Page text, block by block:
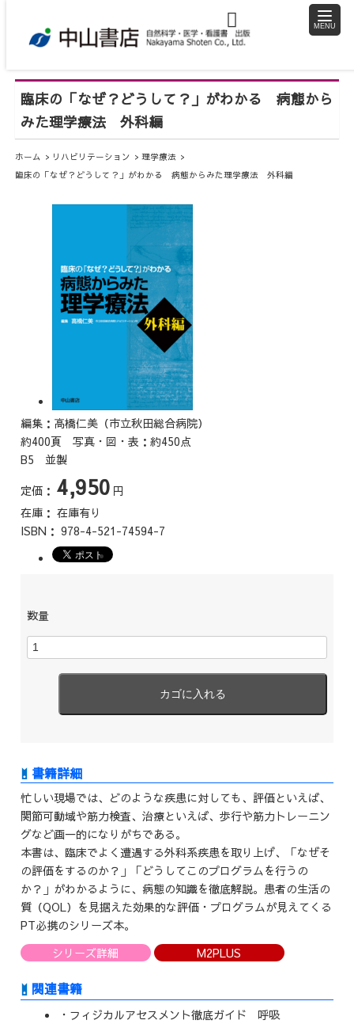
toggle
臨床の「なぜ？どうして？」がわかる 病態から
みた理学療法 外科編
ホーム リハビリテーション
理学療法
臨床の「なぜ？どうして？」がわかる 病態からみた理学療法 外科編
編集：高橋仁美（市立秋田総合病院）
約400頁 写真・図・表：約450点
B5 並製
定価： 4,950 円
在庫： 在庫有り
ISBN： 978-4-521-74594-7
数量
忙しい現場では、どのような疾患に対しても、評価といえば、
関節可動域や筋力検査、治療といえば、歩行や筋力トレーニン
グなど画一的になりがちである。
本書は、臨床でよく遭遇する外科系疾患を取り上げ、「なぜそ
の評価をするのか？」「どうしてこのプログラムを行うの
か？」がわかるように、病態の知識を徹底解説。患者の生活の
質（QOL）を見据えた効果的な評価・プログラムが見えてくる
PT必携のシリーズ本。
シリーズ詳細
M2PLUS
関連書籍
・フィジカルアセスメント徹底ガイド 呼吸